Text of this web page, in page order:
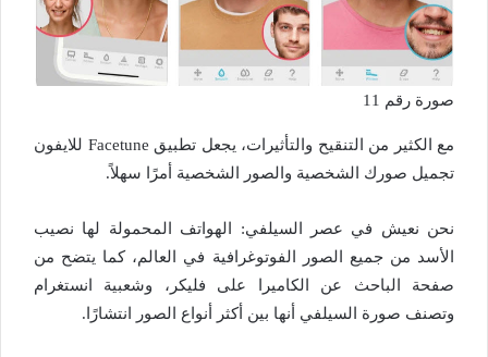
صورة رقم 11
مع الكثير من التنقيح والتأثيرات، يجعل تطبيق Facetune للايفون
تجميل صورك الشخصية والصور الشخصية أمرًا سهلاً.
نحن نعيش في عصر السيلفي: الهواتف المحمولة لها نصيب
الأسد من جميع الصور الفوتوغرافية في العالم، كما يتضح من
صفحة الباحث عن الكاميرا على فليكر، وشعبية انستغرام
وتصنف صورة السيلفي أنها بين أكثر أنواع الصور انتشارًا.